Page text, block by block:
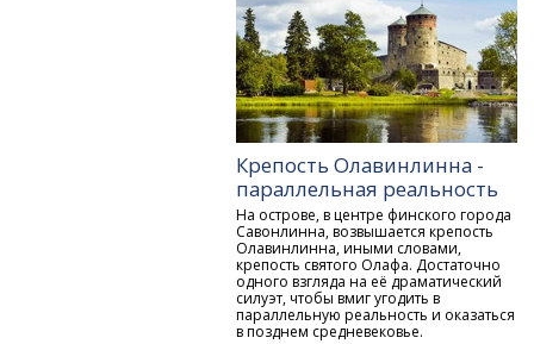
Крепость Олавинлинна -
параллельная реальность
На острове, в центре финского города
Савонлинна, возвышается крепость
Олавинлинна, иными словами,
крепость святого Олафа. Достаточно
одного взгляда на её драматический
силуэт, чтобы вмиг угодить в
параллельную реальность и оказаться
в позднем средневековье.